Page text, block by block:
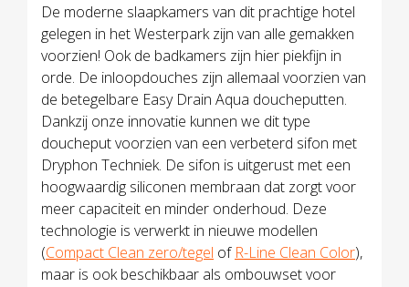
De moderne slaapkamers van dit prachtige hotel
gelegen in het Westerpark zijn van alle gemakken
voorzien! Ook de badkamers zijn hier piekfijn in
orde. De inloopdouches zijn allemaal voorzien van
de betegelbare Easy Drain Aqua doucheputten.
Dankzij onze innovatie kunnen we dit type
doucheput voorzien van een verbeterd sifon met
Dryphon Techniek. De sifon is uitgerust met een
hoogwaardig siliconen membraan dat zorgt voor
meer capaciteit en minder onderhoud. Deze
technologie is verwerkt in nieuwe modellen
(Compact Clean zero/tegel of R-Line Clean Color),
maar is ook beschikbaar als ombouwset voor